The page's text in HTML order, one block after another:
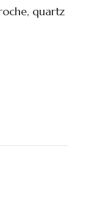
quartz